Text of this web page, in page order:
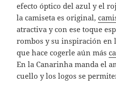
efecto óptico del azul y el
la camiseta es original,
atractiva y con ese toque
rombos y su inspiración en
que hace cogerle aún más
En la Canarinha manda el
cuello y los logos se